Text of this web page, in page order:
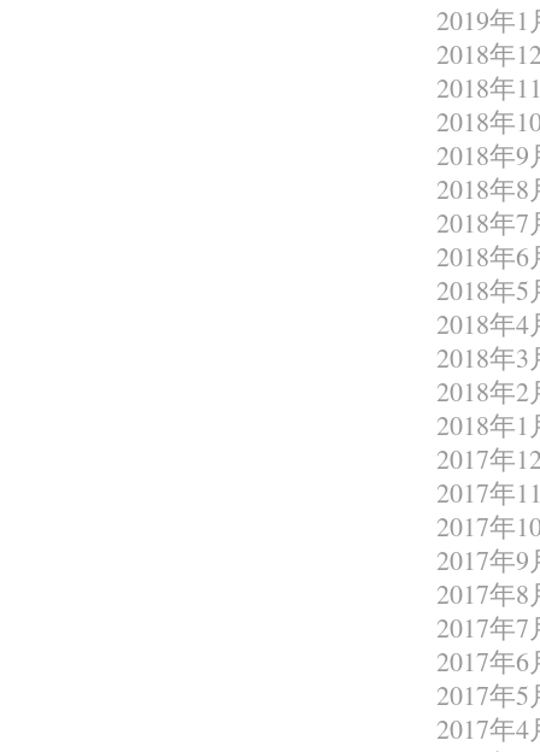
2019年1
2018年
2018年
2018年
2018年9
2018年8
2018年7
2018年6
2018年5
2018年4
2018年3
2018年2
2018年1
2017年
2017年
2017年
2017年9
2017年8
2017年7
2017年6
2017年5
2017年4